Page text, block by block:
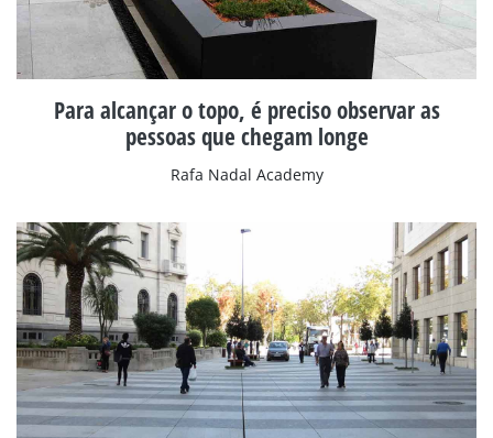
Para alcançar o topo, é preciso observar as
pessoas que chegam longe
Rafa Nadal Academy